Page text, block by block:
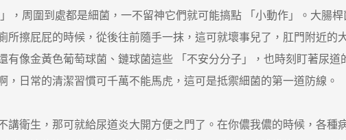
周圍到處都是細菌，一不留神它們就可能搞點 「小動作」。大腸桿
所擦屁屁的時候，從後往前隨手一抹，這可就壞事兒了，肛門附近的
有像金黃色葡萄球菌、鏈球菌這些 「不安分分子」，也時刻盯著尿
日常的清潔習慣可千萬不能馬虎，這可是抵禦細菌的第一道防線。
衛生，那可就給尿道炎大開方便之門了。在你儂我儂的時候，各種